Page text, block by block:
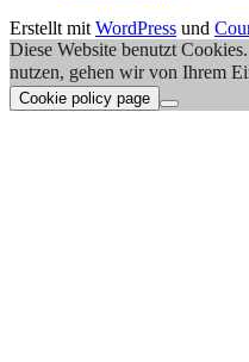
Erstellt mit WordPress und
Diese Website benutzt
nutzen, gehen wir von Ihrem
Cookie policy page